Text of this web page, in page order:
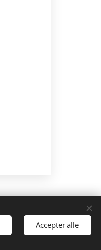
Accepter alle